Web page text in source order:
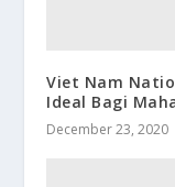
Viet Nam
Ideal Bagi
December 23, 2020